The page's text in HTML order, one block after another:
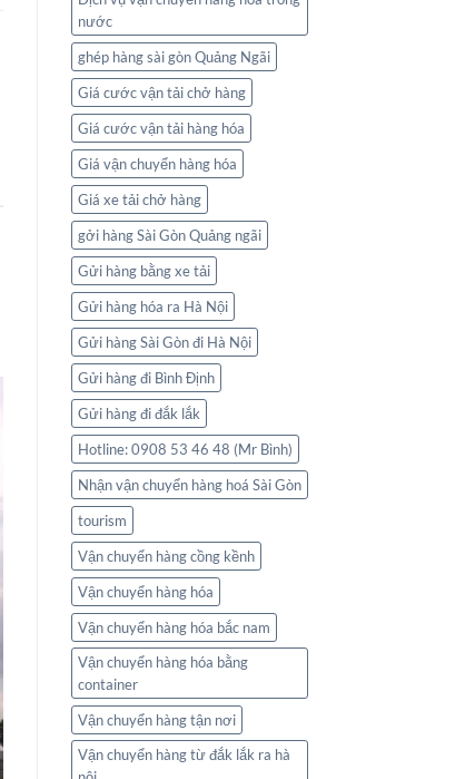
nước
ghép hàng sài gòn Quảng Ngãi
Giá cước vận tải chở hàng
Giá cước vận tải hàng hóa
Giá vận chuyển hàng hóa
Giá xe tải chở hàng
gởi hàng Sài Gòn Quảng ngãi
Gửi hàng bằng xe tải
Gửi hàng hóa ra Hà Nội
Gửi hàng Sài Gòn đi Hà Nội
Gửi hàng đi Bình Định
Gửi hàng đi đắk lắk
Hotline: 0908 53 46 48 (Mr Bình)
Nhận vận chuyển hàng hoá Sài Gòn
tourism
Vận chuyển hàng cồng kềnh
Vận chuyển hàng hóa
Vận chuyển hàng hóa bắc nam
Vận chuyển hàng hóa bằng
container
Vận chuyển hàng tận nơi
Vận chuyển hàng từ đắk lắk ra hà